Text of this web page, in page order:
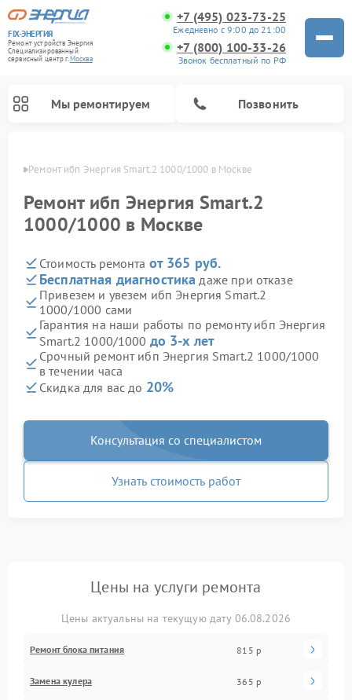
FIX-ЭНЕРГИЯ
Ремонт устройств Энергия
Специализированный
cервисный центр г.Москва
+7 (495) 023-73-25
Ежедневно с 9:00 до 21:00
+7 (800) 100-33-26
Звонок бесплатный по РФ
Мы ремонтируем Позвонить
Ремонт ибп Энергия Smart.2 1000/1000 в Москве
Ремонт ибп Энергия Smart.2
1000/1000 в Москве
Стоимость ремонта от 365 руб.
Бесплатная диагностика даже при отказе
Привезем и увезем ибп Энергия Smart.2
1000/1000 сами
Гарантия на наши работы по ремонту ибп Энергия
Smart.2 1000/1000 до 3-х лет
Срочный ремонт ибп Энергия Smart.2 1000/1000
в течении часа
Скидка для вас до 20%
Консультация со специалистом
Узнать стоимость работ
Цены на услуги ремонта
Цены актуальны на текущую дату 06.08.2026
Ремонт блока питания 815 р
Замена кулера 365 р